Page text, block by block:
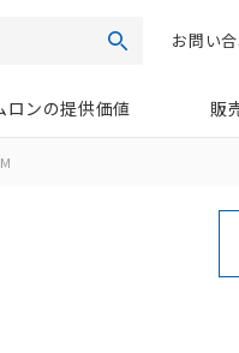
検索お問い
ロンの提供価値 販